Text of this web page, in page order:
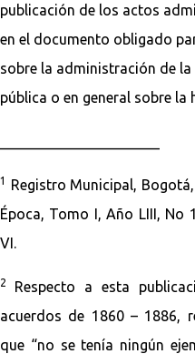
publicación de los actos
en el documento obligado
sobre la administración de
pública o en general sobre
1
Registro Municipal,
Época, Tomo I, Año LIII, No
VI.
2 Respecto a esta
acuerdos de 1860 – 1886,
que “no se tenía ningún